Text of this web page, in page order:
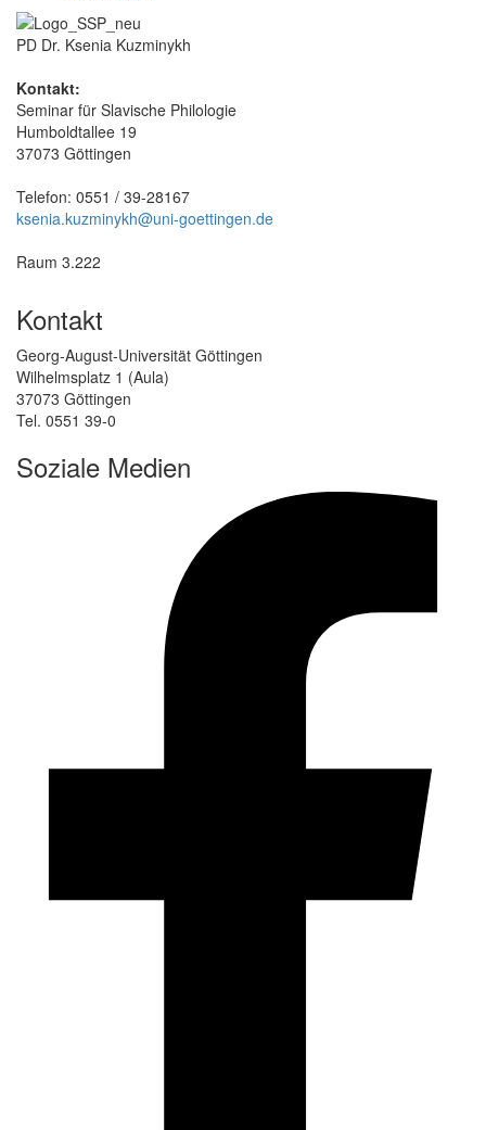
PD Dr. Ksenia Kuzminykh
Kontakt:
Seminar für Slavische Philologie
Humboldtallee 19
37073 Göttingen
Telefon: 0551 / 39-28167
ksenia.kuzminykh@uni-goettingen.de
Raum 3.222
Kontakt
Georg-August-Universität Göttingen
Wilhelmsplatz 1 (Aula)
37073 Göttingen
Tel. 0551 39-0
Soziale Medien